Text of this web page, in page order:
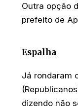
Outra opção
prefeito de
Espalha
Já rondaram
dizendo não